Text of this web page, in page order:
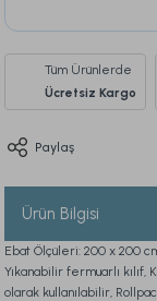
Tüm Ürünlerde
Ücretsiz Kargo
Paylaş
Ürün Bilgisi
Ebat Ölçüleri: 200 x 200
Yıkanabilir fermuarlı kılıf,
olarak kullanılabilir,